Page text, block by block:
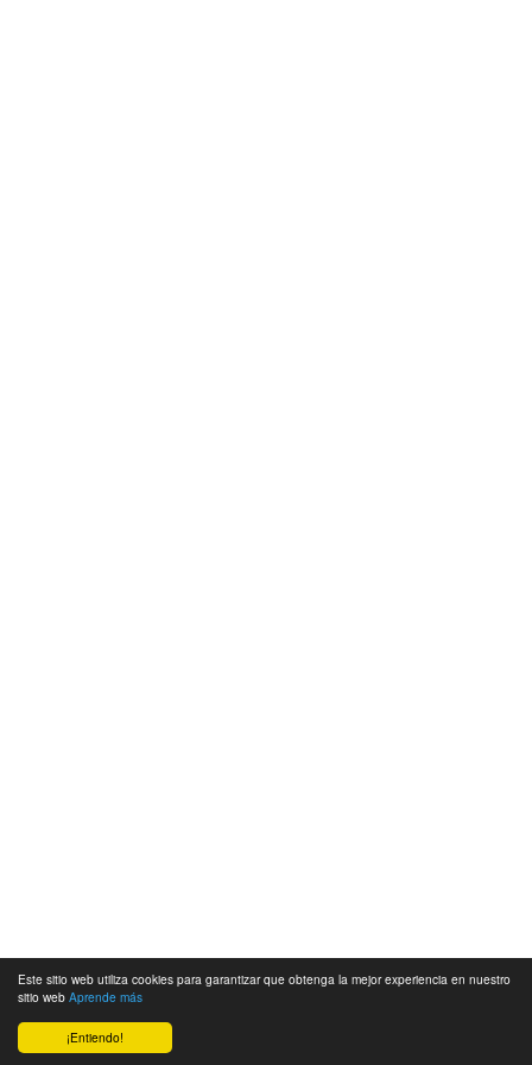
¡Entiendo!
Este sitio web utiliza cookies para garantizar que obtenga la mejor experiencia en nuestro
sitio web Aprende más